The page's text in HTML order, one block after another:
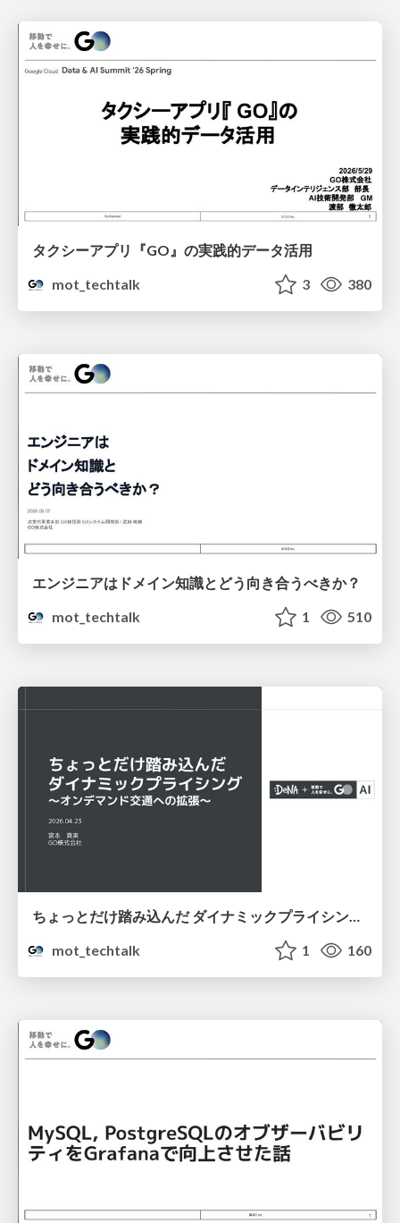
タクシーアプリ『GO』の実践的データ活用
mot_techtalk
3 380
エンジニアはドメイン知識とどう向き合うべきか？
mot_techtalk
1 510
ちょっとだけ踏み込んだ ダイナミックプライシング 〜オンデマンド交通への拡張〜
mot_techtalk
1 160